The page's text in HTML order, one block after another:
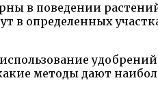
в поведении
в определенных
методы дают